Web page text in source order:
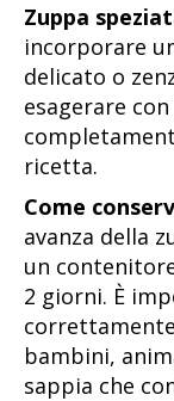
Zuppa
incorporare
delicato o
esagerare
ricetta.
Come
avanza della
un
2 giorni. È
bambini,
sappia che